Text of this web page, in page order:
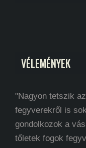
VÉLEMÉNYEK
"Nagyon tetszik
fegyverekről is
gondolkozok a
tőletek fogok